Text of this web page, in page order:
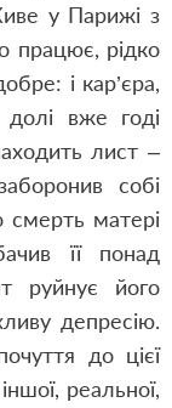
у Парижі з
працює, рідко
і кар’єра,
вже годі
лист –
собі
смерть матері
її понад
руйнує його
депресію.
до цієї
реальної,